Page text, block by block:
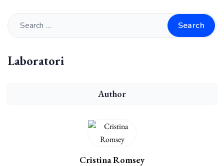
Search
Laboratori
Author
Cristina Romsey